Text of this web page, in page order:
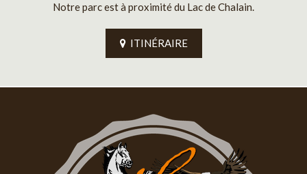
Notre parc est à proximité du Lac de Chalain.
ITINÉRAIRE